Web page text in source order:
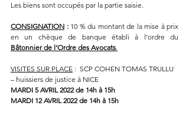
Les biens sont occupés par la partie saisie.
CONSIGNATION : 10 % du montant de la mise à prix
Bâtonnier de l’Ordre des Avocats.
VISITES SUR PLACE :  SCP COHEN TOMAS TRULLU
– huissiers de justice à NICE
MARDI 5 AVRIL 2022 de 14h à 15h
MARDI 12 AVRIL 2022 de 14h à 15h